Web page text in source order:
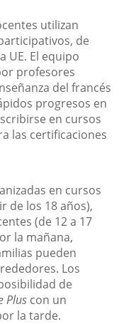
utilizan
de
UE. El equipo
profesores
del francés
progresos en
en cursos
las certificaciones
en cursos
de los 18 años),
(de 12 a 17
la mañana,
pueden
Los
de
Plus con un
la tarde.